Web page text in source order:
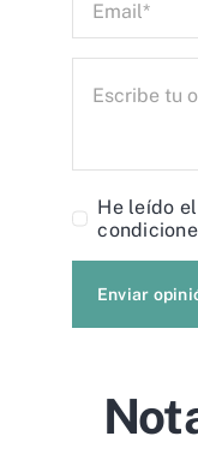
He leído
Enviar